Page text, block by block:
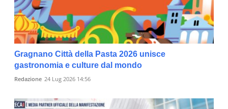
Gragnano Città della Pasta 2026 unisce
gastronomia e culture dal mondo
Redazione 24 Lug 2026 14:56